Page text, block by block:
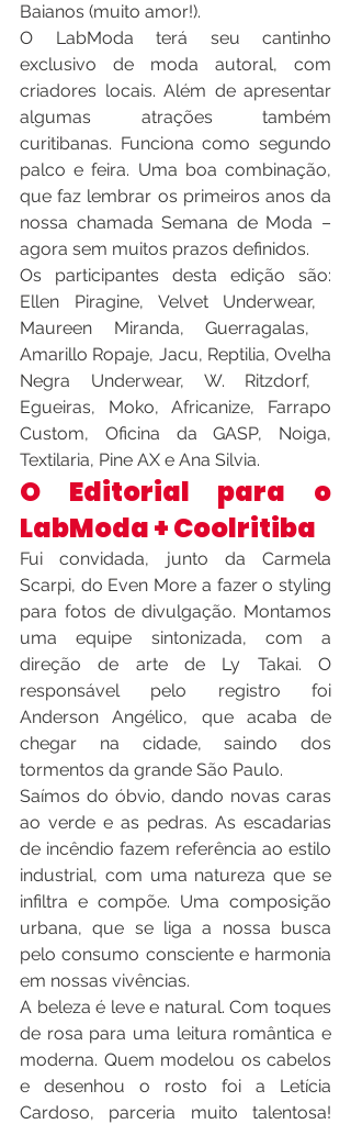
Baianos (muito amor!).
O LabModa terá seu cantinho
exclusivo de moda autoral, com
criadores locais. Além de apresentar
algumas atrações também
curitibanas. Funciona como segundo
palco e feira. Uma boa combinação,
que faz lembrar os primeiros anos da
nossa chamada Semana de Moda –
agora sem muitos prazos definidos.
Os participantes desta edição são:
Ellen Piragine, Velvet Underwear​, ​
Maureen Miranda​, ​Guerragalas​, ​
Amarillo Ropaj​e, ​Jacu​, ​Reptilia, ​Ovelha
Negra Underwear​, ​W. Ritzdorf​, ​
Egueiras​, ​Moko​, ​Africanize​, ​Farrapo
Custom​, ​Oficina da GASP​, ​Noiga​,
Textilaria, Pine AX e ​Ana Silvia.
O Editorial para o
LabModa + Coolritiba
Fui convidada, junto da Carmela
Scarpi, do Even More a fazer o styling
para fotos de divulgação. Montamos
uma equipe sintonizada, com a
direção de arte de Ly Takai. O
responsável pelo registro foi
Anderson Angélico, que acaba de
chegar na cidade, saindo dos
tormentos da grande São Paulo.
Saímos do óbvio, dando novas caras
ao verde e as pedras. As escadarias
de incêndio fazem referência ao estilo
industrial, com uma natureza que se
infiltra e compõe. Uma composição
urbana, que se liga a nossa busca
pelo consumo consciente e harmonia
em nossas vivências.
A beleza é leve e natural. Com toques
de rosa para uma leitura romântica e
moderna. Quem modelou os cabelos
e desenhou o rosto foi a Letícia
Cardoso, parceria muito talentosa!